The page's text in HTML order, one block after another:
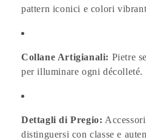
pattern iconici e colori
Collane Artigianali: Pietre
per illuminare ogni décolleté.
Dettagli di Pregio:
distinguersi con classe e